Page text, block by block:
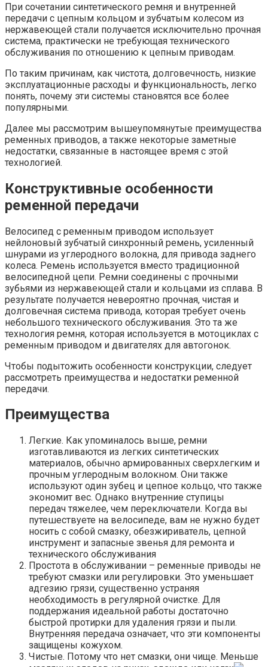
При сочетании синтетического ремня и внутренней
передачи с цепным кольцом и зубчатым колесом из
нержавеющей стали получается исключительно прочная
система, практически не требующая технического
обслуживания по отношению к цепным приводам.
По таким причинам, как чистота, долговечность, низкие
эксплуатационные расходы и функциональность, легко
понять, почему эти системы становятся все более
популярными.
Далее мы рассмотрим вышеупомянутые преимущества
ременных приводов, а также некоторые заметные
недостатки, связанные в настоящее время с этой
технологией.
Конструктивные особенности
ременной передачи
Велосипед с ременным приводом использует
нейлоновый зубчатый синхронный ремень, усиленный
шнурами из углеродного волокна, для привода заднего
колеса. Ремень используется вместо традиционной
велосипедной цепи. Ремни соединены с прочными
зубьями из нержавеющей стали и кольцами из сплава. В
результате получается невероятно прочная, чистая и
долговечная система привода, которая требует очень
небольшого технического обслуживания. Это та же
технология ремня, которая используется в мотоциклах с
ременным приводом и двигателях для автогонок.
Чтобы подытожить особенности конструкции, следует
рассмотреть преимущества и недостатки ременной
передачи.
Преимущества
Легкие. Как упоминалось выше, ремни
изготавливаются из легких синтетических
материалов, обычно армированных сверхлегким и
прочным углеродным волокном. Они также
используют один зубец и цепное кольцо, что также
экономит вес. Однако внутренние ступицы
передач тяжелее, чем переключатели. Когда вы
путешествуете на велосипеде, вам не нужно будет
носить с собой смазку, обезжириватель, цепной
инструмент и запасные звенья для ремонта и
технического обслуживания
Простота в обслуживании – ременные приводы не
требуют смазки или регулировки. Это уменьшает
адгезию грязи, существенно устраняя
необходимость в регулярной очистке. Для
поддержания идеальной работы достаточно
быстрой протирки для удаления грязи и пыли.
Внутренняя передача означает, что эти компоненты
защищены кожухом.
Чистые. Потому что нет смазки, они чище. Меньше